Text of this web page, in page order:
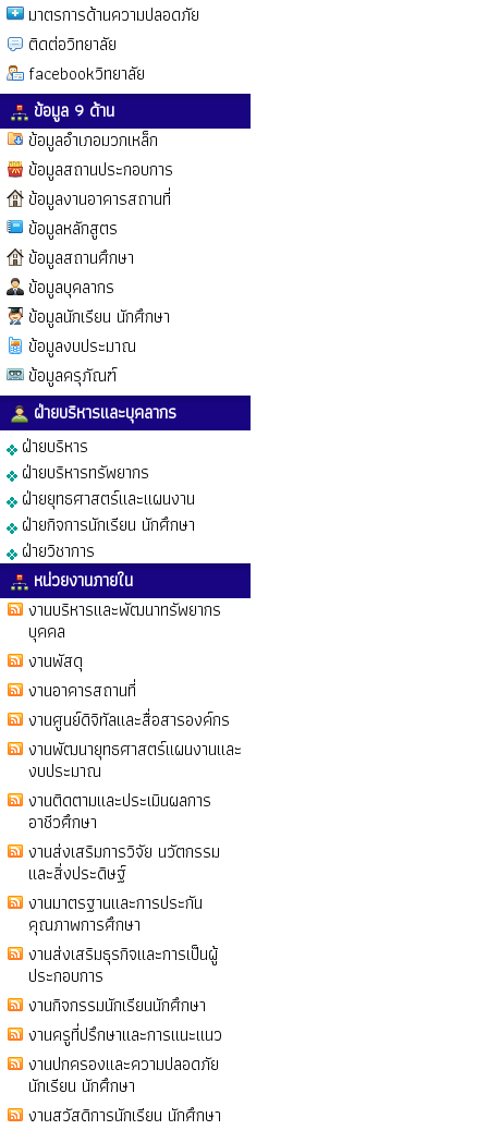
มาตรการด้านความปลอดภัย
ติดต่อวิทยาลัย
facebookวิทยาลัย
ข้อมูล 9 ด้าน
ข้อมูลอำเภอมวกเหล็ก
ข้อมูลสถานประกอบการ
ข้อมูลงานอาคารสถานที่
ข้อมูลหลักสูตร
ข้อมูลสถานศึกษา
ข้อมูลบุคลากร
ข้อมูลนักเรียน นักศึกษา
ข้อมูลงบประมาณ
ข้อมูลครุภัณฑ์
ฝ่ายบริหารและบุคลากร
ฝ่ายบริหาร
ฝ่ายบริหารทรัพยากร
ฝ่ายยุทธศาสตร์และแผนงาน
ฝ่ายกิจการนักเรียน นักศึกษา
ฝ่ายวิชาการ
หน่วยงานภายใน
งานบริหารและพัฒนาทรัพยากร
บุคคล
งานพัสดุ
งานอาคารสถานที่
งานศูนย์ดิจิทัลและสื่อสารองค์กร
งานพัฒนายุทธศาสตร์แผนงานและ
งบประมาณ
งานติดตามและประเมินผลการ
อาชีวศึกษา
งานส่งเสริมการวิจัย นวัตกรรม
และสิ่งประดิษฐ์
งานมาตรฐานและการประกัน
คุณภาพการศึกษา
งานส่งเสริมธุรกิจและการเป็นผู้
ประกอบการ
งานกิจกรรมนักเรียนนักศึกษา
งานครูที่ปรึกษาและการแนะแนว
งานปกครองและความปลอดภัย
นักเรียน นักศึกษา
งานสวัสดิการนักเรียน นักศึกษา